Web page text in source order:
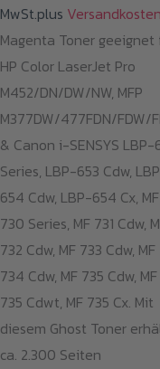
MwSt.plus
Magenta Toner
HP Color LaserJet Pro
M452/DN/DW/NW, MFP
M377DW/477FDN/FDW/
& Canon i-SENSYS
Series, LBP-653 Cdw,
654 Cdw, LBP-654 Cx, MF
730 Series, MF 731 Cdw,
732 Cdw, MF 733 Cdw, MF
734 Cdw, MF 735 Cdw, MF
735 Cdwt, MF 735 Cx. Mit
diesem Ghost Toner
ca. 2.300 Seiten